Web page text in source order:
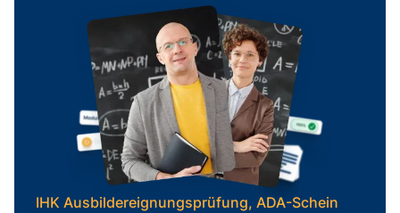
IHK Ausbildereignungsprüfung, ADA-Schein